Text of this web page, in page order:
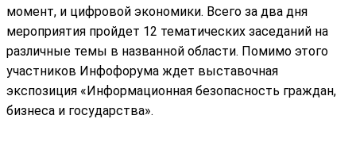
момент, и цифровой экономики. Всего за два дня
мероприятия пройдет 12 тематических заседаний на
различные темы в названной области. Помимо этого
участников Инфофорума ждет выставочная
экспозиция «Информационная безопасность граждан,
бизнеса и государства».